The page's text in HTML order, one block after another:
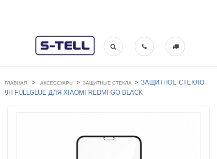
ГЛАВНАЯ > АКСЕССУАРЫ > ЗАЩИТНЫЕ СТЕКЛА > ЗАЩИТНОЕ СТЕКЛО
9H FULLGLUE ДЛЯ XIAOMI REDMI GO BLACK